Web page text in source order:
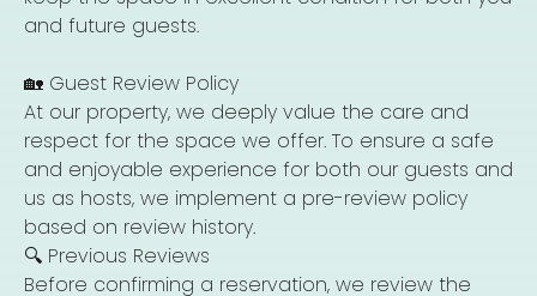
and future guests.
🏡 Guest Review Policy
At our property, we deeply value the care and
respect for the space we offer. To ensure a safe
and enjoyable experience for both our guests and
us as hosts, we implement a pre-review policy
based on review history.
🔍 Previous Reviews
Before confirming a reservation, we review the